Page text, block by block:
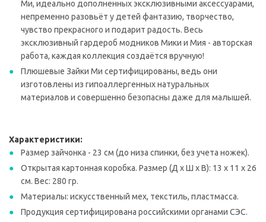
Ми, идеально дополненных эксклюзивными аксессуарами,
непременно разовьёт у детей фантазию, творчество,
чувство прекрасного и подарит радость. Весь
эксклюзивный гардероб модников Мики и Мия - авторская
работа, каждая коллекция создаётся вручную!
Плюшевые Зайки Ми сертифицированы, ведь они
изготовлены из гипоаллергенных натуральных
материалов и совершенно безопасны даже для малышей.
Характеристики:
Размер зайчонка - 23 см (до низа спинки, без учета ножек).
Открытая картонная коробка. Размер (Д х Ш х В): 13 х 11 х 26
см. Вес: 280 гр.
Материалы: искусственный мех, текстиль, пластмасса.
Продукция сертифицирована российскими органами СЭС.